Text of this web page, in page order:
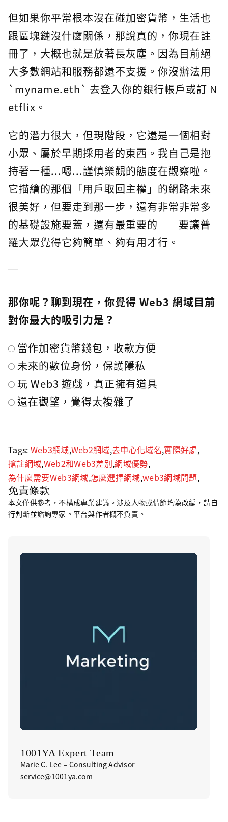
但如果你平常根本沒在碰加密貨幣，生活也
跟區塊鏈沒什麼關係，那說真的，你現在註
冊了，大概也就是放著長灰塵。因為目前絕
大多數網站和服務都還不支援。你沒辦法用
`myname.eth` 去登入你的銀行帳戶或訂 N
etflix。
它的潛力很大，但現階段，它還是一個相對
小眾、屬於早期採用者的東西。我自己是抱
持著一種...嗯...謹慎樂觀的態度在觀察啦。
它描繪的那個「用戶取回主權」的網路未來
很美好，但要走到那一步，還有非常非常多
的基礎設施要蓋，還有最重要的——要讓普
羅大眾覺得它夠簡單、夠有用才行。
那你呢？聊到現在，你覺得 Web3 網域目前
對你最大的吸引力是？
當作加密貨幣錢包，收款方便
未來的數位身份，保護隱私
玩 Web3 遊戲，真正擁有道具
還在觀望，覺得太複雜了
Tags: Web3網域,Web2網域,去中心化域名,實際好處,
搶註網域,Web2和Web3差別,網域優勢,
為什麼需要Web3網域,怎麼選擇網域,web3網域問題,
免責條款
本文僅供參考，不構成專業建議。涉及人物或情節均為改編，請自
行判斷並諮詢專家。平台與作者概不負責。
1001YA Expert Team
Marie C. Lee – Consulting Advisor
service@1001ya.com